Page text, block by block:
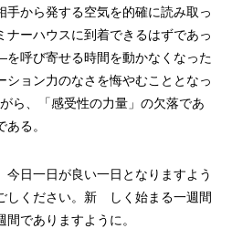
手から発する空気を的確に読み取っ
ナーハウスに到着できるはずであっ
呼び寄せる時間を動かなくなった
ション力のなさを悔やむこととなっ
ら、「感受性の力量」の欠落であ
る。
今日一日が良い一日となりますよう
しください。新 しく始まる一週間
でありますように。